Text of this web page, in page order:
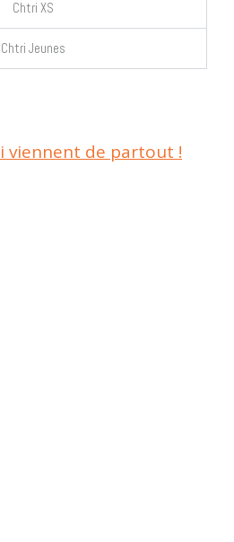
Chtri XS
Chtri Jeunes
viennent de partout !